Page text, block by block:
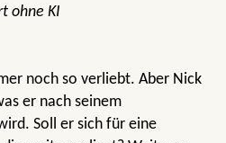
ohne KI
noch so verliebt. Aber Nick
er nach seinem
Soll er sich für eine